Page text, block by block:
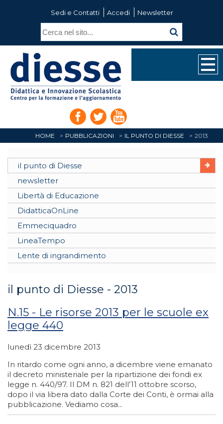
Sedi e Contatti Accedi Newsletter
HOME PUBBLICAZIONI IL PUNTO DI DIESSE 2013
il punto di Diesse
newsletter
Libertà di Educazione
DidatticaOnLine
Emmeciquadro
LineaTempo
Lente di ingrandimento
il punto di Diesse - 2013
N.15 - Le risorse 2013 per le scuole ex
legge 440
lunedì 23 dicembre 2013
In ritardo come ogni anno, a dicembre viene emanato
il decreto ministeriale per la ripartizione dei fondi ex
legge n. 440/97. Il DM n. 821 dell’11 ottobre scorso,
dopo il via libera dato dalla Corte dei Conti, è ormai alla
pubblicazione. Vediamo cosa...